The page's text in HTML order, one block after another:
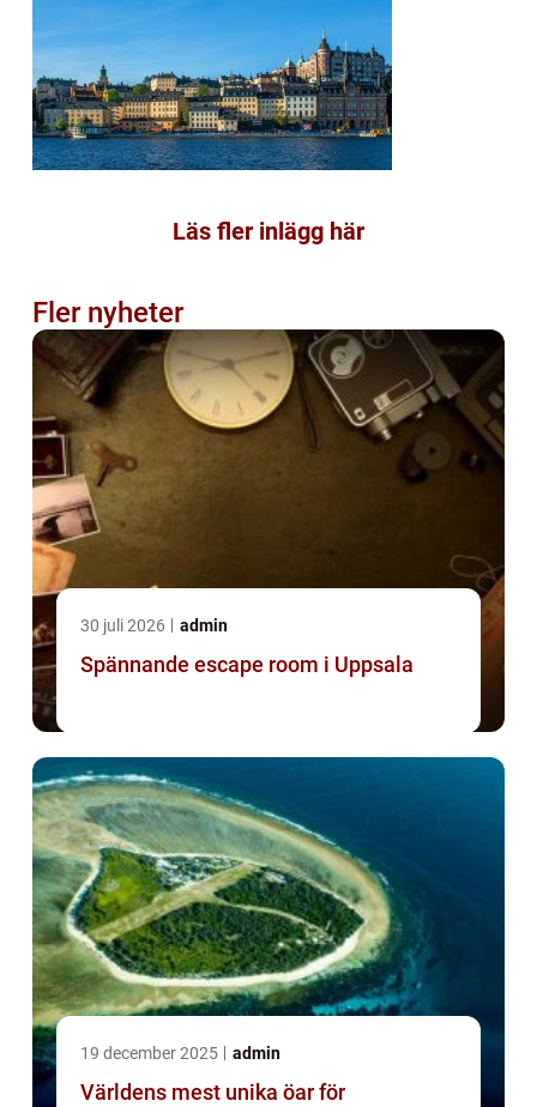
Läs fler inlägg här
Fler nyheter
30 juli 2026 admin
Spännande escape room i Uppsala
19 december 2025 admin
Världens mest unika öar för